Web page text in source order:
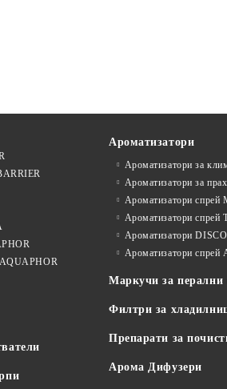
Ароматизатори
Ароматизатори за
Ароматизатори за
Ароматизатори спрей
Ароматизатори
Ароматизатори
Ароматизатори спрей
Маркучи за
Филтри за
Препарати за
Арома Дифузери